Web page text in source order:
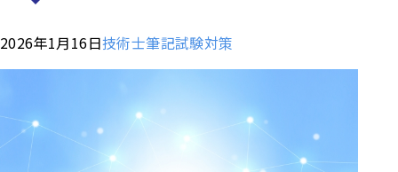
2026年1月16日技術士筆記試験対策